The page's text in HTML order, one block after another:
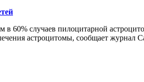
60% случаев пилоцитарной
астроцитомы, сообщает журнал